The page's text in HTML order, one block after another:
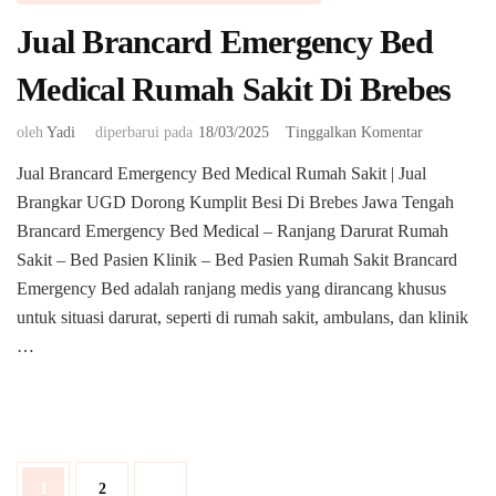
Jual Brancard Emergency Bed
Medical Rumah Sakit Di Brebes
oleh Yadi diperbarui pada 18/03/2025 Tinggalkan Komentarpada
Brancard
Emergency
Bed
Rumah
Sakit
Di
Jual Brancard Emergency Bed Medical Rumah Sakit | Jual
Brangkar UGD Dorong Kumplit Besi Di Brebes Jawa Tengah
Brancard Emergency Bed Medical – Ranjang Darurat Rumah
Sakit – Bed Pasien Klinik – Bed Pasien Rumah Sakit Brancard
Emergency Bed adalah ranjang medis yang dirancang khusus
untuk situasi darurat, seperti di rumah sakit, ambulans, dan klinik
…
Paginasi
HalamanHalaman
2